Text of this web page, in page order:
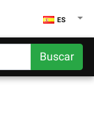
ES
Buscar